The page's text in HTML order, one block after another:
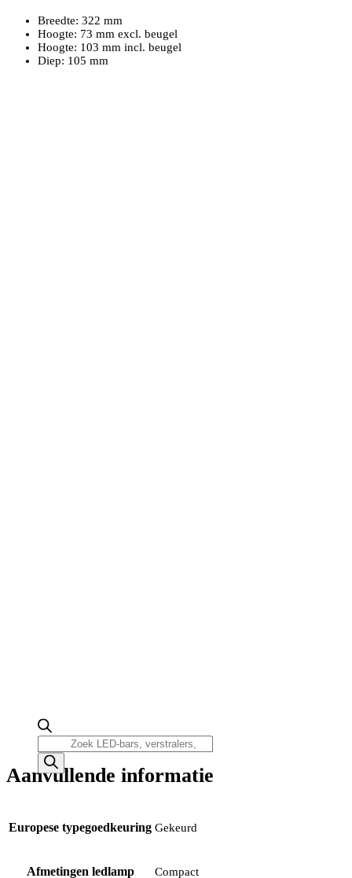
Producten
zoeken
Breedte: 322 mm
Hoogte: 73 mm excl. beugel
Hoogte: 103 mm incl. beugel
Diep: 105 mm
Aanvullende informatie
Europese typegoedkeuring Gekeurd
Afmetingen ledlamp Compact